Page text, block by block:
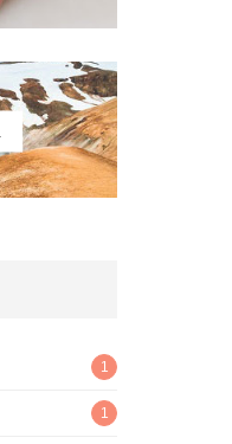
1
1